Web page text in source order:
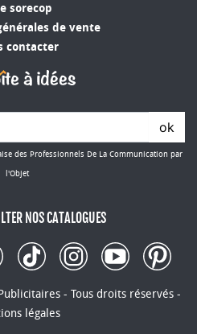
sorecop
de vente
contacter
ok
des Professionnels De La Communication par
l'Objet
NOS CATALOGUES
- Tous droits réservés -
légales